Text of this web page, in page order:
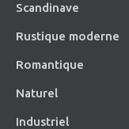
Scandinave
Rustique moderne
Romantique
Naturel
Industriel